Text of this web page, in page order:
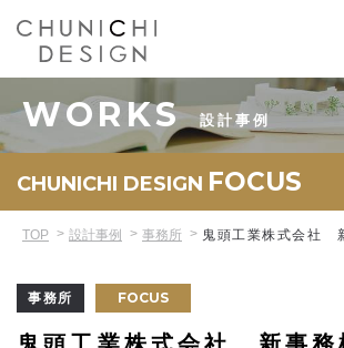
WORKS 設計事例
CHUNICHI DESIGN FOCUS
TOP 設計事例 事務所 鬼頭工業株式会社
事務所 FOCUS